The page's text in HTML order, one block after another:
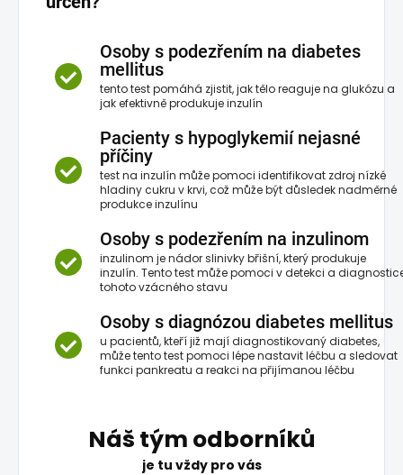
Osoby s podezřením na diabetes
mellitus
tento test pomáhá zjistit, jak tělo reaguje na glukózu a
jak efektivně produkuje inzulín
Pacienty s hypoglykemií nejasné
příčiny
test na inzulín může pomoci identifikovat zdroj nízké
hladiny cukru v krvi, což může být důsledek nadměrné
produkce inzulínu
Osoby s podezřením na inzulinom
inzulinom je nádor slinivky břišní, který produkuje
inzulín. Tento test může pomoci v detekci a
tohoto vzácného stavu
Osoby s diagnózou diabetes mellitus
u pacientů, kteří již mají diagnostikovaný diabetes,
může tento test pomoci lépe nastavit léčbu a sledovat
funkci pankreatu a reakci na přijímanou léčbu
Náš tým odborníků
je tu vždy pro vás